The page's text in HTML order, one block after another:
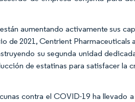
aumentando activamente sus
de 2021, Centrient
su segunda unidad
de estatinas para satisfacer la
contra el COVID-19 ha llevado